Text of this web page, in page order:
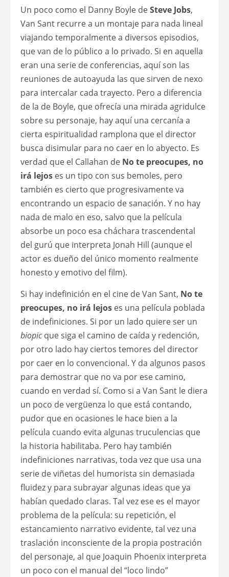
Un poco como el Danny Boyle deSteve Jobs,
Van Sant recurre a un montaje para nada lineal
viajando temporalmente a diversos episodios,
que van de lo público a lo privado. Si en aquella
eran una serie de conferencias, aquí son las
reuniones de autoayuda las que sirven de nexo
para intercalar cada trayecto. Pero a diferencia
de la de Boyle, que ofrecía una mirada agridulce
sobre su personaje, hay aquí una cercanía a
cierta espiritualidad ramplona que el director
busca disimular para no caer en lo abyecto. Es
verdad que el Callahan de No te preocupes, no
irá lejos es un tipo con sus bemoles, pero
también es cierto que progresivamente va
encontrando un espacio de sanación. Y no hay
nada de malo en eso, salvo que la película
absorbe un poco esa cháchara trascendental
del gurú que interpreta Jonah Hill (aunque el
actor es dueño del único momento realmente
honesto y emotivo del film).
Si hay indefinición en el cine de Van Sant, No te
preocupes, no irá lejos es una película poblada
de indefiniciones. Si por un lado quiere ser un
biopicque siga el camino de caída y redención,
por otro lado hay ciertos temores del director
por caer en lo convencional. Y da algunos pasos
para demostrar que no va por ese camino,
cuando en verdad sí. Como si a Van Sant le diera
un poco de vergüenza lo que está contando,
pudor que en ocasiones le hace bien a la
película cuando evita algunas truculencias que
la historia habilitaba. Pero hay también
indefiniciones narrativas, toda vez que usa una
serie de viñetas del humorista sin demasiada
fluidez y para subrayar algunas ideas que ya
habían quedado claras. Tal vez ese es el mayor
problema de la película: su repetición, el
estancamiento narrativo evidente, tal vez una
traslación inconsciente de la propia postración
del personaje, al que Joaquin Phoenix interpreta
un poco con el manual del “loco lindo”